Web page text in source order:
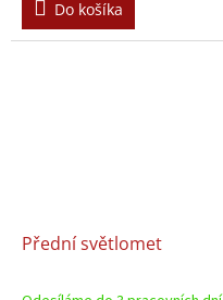
Do košíka
Přední světlomet